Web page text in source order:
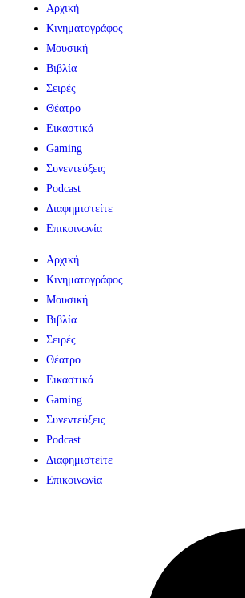
Αρχική
Κινηματογράφος
Μουσική
Βιβλία
Σειρές
Θέατρο
Εικαστικά
Gaming
Συνεντεύξεις
Podcast
Διαφημιστείτε
Επικοινωνία
Αρχική
Κινηματογράφος
Μουσική
Βιβλία
Σειρές
Θέατρο
Εικαστικά
Gaming
Συνεντεύξεις
Podcast
Διαφημιστείτε
Επικοινωνία